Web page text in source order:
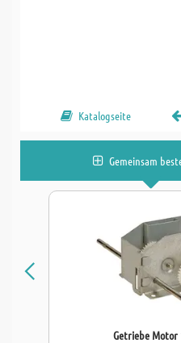
Katalogseite
Gemeinsam
Getriebe Motor